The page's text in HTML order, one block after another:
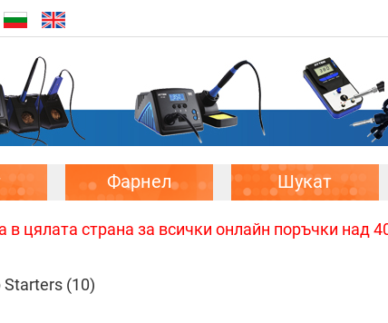
Фарнел Шукат
в цялата страна за всички онлайн поръчки над
Starters (10)